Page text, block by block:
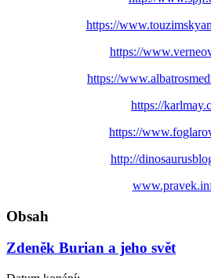
https://
https://
https://
https://
https://
http://
Obsah
Zdeněk Burian a jeho svět